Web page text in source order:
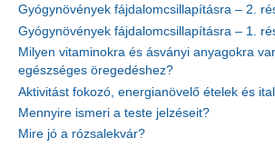
Gyógynövények fájdalomcsillapításra – 2.
Gyógynövények fájdalomcsillapításra – 1.
Milyen vitaminokra és ásványi anyagokra
egészséges öregedéshez?
Aktivitást fokozó, energianövelő ételek és
Mennyire ismeri a teste jelzéseit?
Mire jó a rózsalekvár?